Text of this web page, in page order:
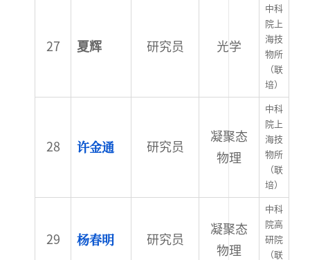
夏辉 研究员 光学
中科
院上
海技
物所
（联
培）
许金通 研究员
凝聚态
物理
中科
院上
海技
物所
（联
培）
杨春明 研究员
凝聚态
物理
中科
院高
研院
（联